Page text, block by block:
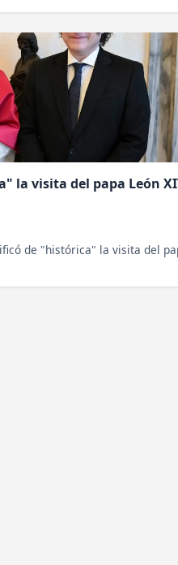
la visita del papa León
de "histórica" la visita del